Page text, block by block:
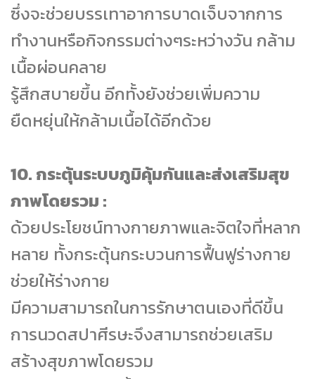
ซึ่งจะช่วยบรรเทาอาการบาดเจ็บจากการ
ทำงานหรือกิจกรรมต่างๆระหว่างวัน กล้าม
เนื้อผ่อนคลาย
รู้สึกสบายขึ้น อีกทั้งยังช่วยเพิ่มความ
ยืดหยุ่นให้กล้ามเนื้อได้อีกด้วย
10. กระตุ้นระบบภูมิคุ้มกันและส่งเสริมสุข
ภาพโดยรวม :
ด้วยประโยชน์ทางกายภาพและจิตใจที่หลาก
หลาย ทั้งกระตุ้นกระบวนการฟื้นฟูร่างกาย
ช่วยให้ร่างกาย
มีความสามารถในการรักษาตนเองที่ดีขึ้น
การนวดสปาศีรษะจึงสามารถช่วยเสริม
สร้างสุขภาพโดยรวม